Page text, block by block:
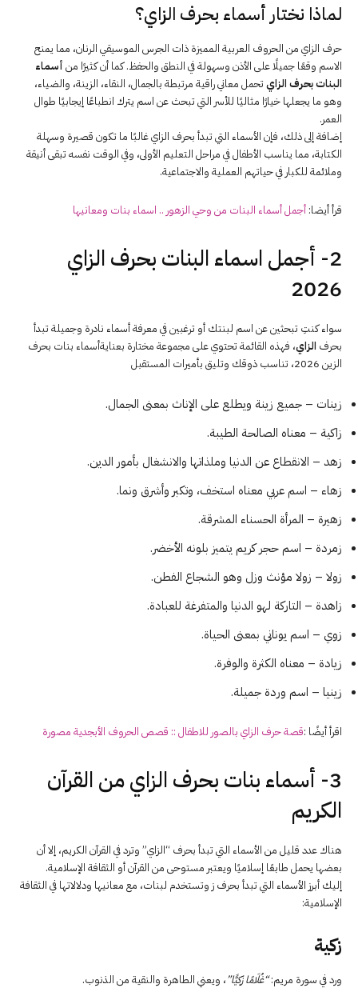
لماذا نختار أسماء بحرف الزاي؟
حرف الزاي من الحروف العربية المميزة ذات الجرس الموسيقي الرنان، مما يمنح
الاسم وقعًا جميلًا على الأذن وسهولة في النطق والحفظ. كما أن كثيرًا من أسماء
البنات بحرف الزايتحمل معاني راقية مرتبطة بالجمال، النقاء، الزينة، والضياء،
وهو ما يجعلها خيارًا مثاليًا للأسر التي تبحث عن اسم يترك انطباعًا إيجابيًا طوال
العمر.
إضافة إلى ذلك، فإن الأسماء التي تبدأ بحرف الزاي غالبًا ما تكون قصيرة وسهلة
الكتابة، مما يناسب الأطفال في مراحل التعليم الأولى، وفي الوقت نفسه تبقى أنيقة
وملائمة للكبار في حياتهم العملية والاجتماعية.
قرأ أيضا: أجمل أسماء البنات من وحي الزهور .. اسماء بنات ومعانيها
2- أجمل اسماء البنات بحرف الزاي
2026
سواء كنتِ تبحثين عن اسم لبنتك أو ترغبين في معرفة أسماء نادرة وجميلة تبدأ
بحرف الزاي، فهذه القائمة تحتوي على مجموعة مختارة بعنايةأسماء بنات بحرف
الزين 2026، تناسب ذوقك وتليق بأميرات المستقبل
زينات – جميع زينة ويطلع على الإناث بمعنى الجمال.
زاكية – معناه الصالحة الطيبة.
زهد – الانقطاع عن الدنيا وملذاتها والانشغال بأمور الدين.
زهاء – اسم عربي معناه استخف، وتكبر وأشرق ونما.
زهيرة – المرأة الحسناء المشرقة.
زمردة – اسم حجر كريم يتميز بلونه الأخضر.
زولا – زولا مؤنث وزل وهو الشجاع الفطن.
زاهدة – التاركة لهو الدنيا والمتفرغة للعبادة.
زوي – اسم يوناني بمعنى الحياة.
زيادة – معناه الكثرة والوفرة.
زينيا – اسم وردة جميلة.
اقرأ أيضًا :قصة حرف الزاي بالصور للاطفال :: قصص الحروف الأبجدية مصورة
3- أسماء بنات بحرف الزاي من القرآن
الكريم
هناك عدد قليل من الأسماء التي تبدأ بحرف “الزاي” وترد في القرآن الكريم، إلا أن
بعضها يحمل طابعًا إسلاميًا ويعتبر مستوحى من القرآن أو الثقافة الإسلامية.
إليك أبرز الأسماء التي تبدأ بحرف ز وتستخدم لبنات، مع معانيها ودلالاتها في الثقافة
الإسلامية:
زكية
ورد في سورة مريم:“غُلَامًا زَكِيًّا”، ويعني الطاهرة والنقية من الذنوب.